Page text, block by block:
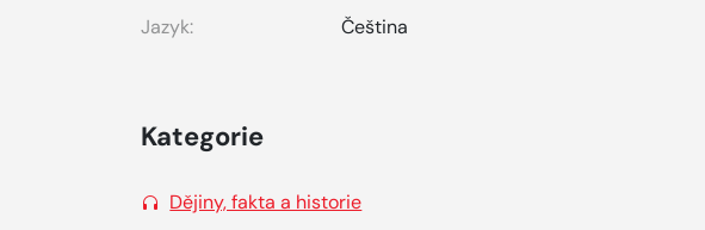
Jazyk:
Čeština
Kategorie
Dějiny, fakta a historie